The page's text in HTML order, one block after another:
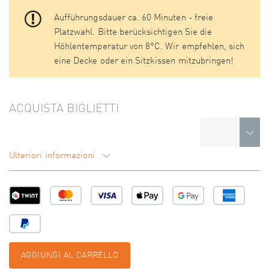
Aufführungsdauer ca. 60 Minuten - freie
Platzwahl. Bitte berücksichtigen Sie die
Höhlentemperatur von 8°C. Wir empfehlen, sich
eine Decke oder ein Sitzkissen mitzubringen!
ACQUISTA BIGLIETTI
Ulteriori informazioni
AGGIUNGI AL CARRELLO